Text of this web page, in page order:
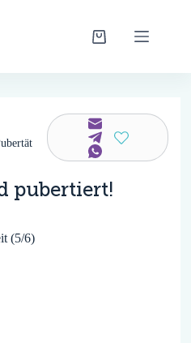
Warenkorb
pubertiert!
(5/6)